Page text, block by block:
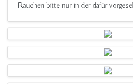
Rauchen bitte nur in der dafür